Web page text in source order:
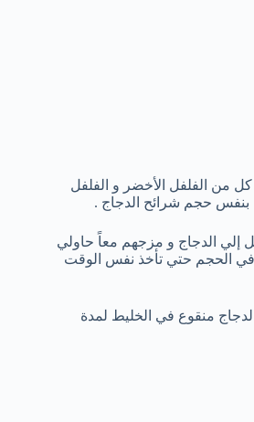
من الفلفل الأخضر و الفلفل
بنفس حجم شرائح الدجاج .
إلي الدجاج و مزجهم معاً حاولي
في الحجم حتي تأخذ نفس الوقت
منقوع في الخليط لمدة